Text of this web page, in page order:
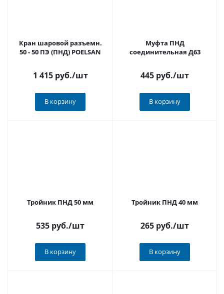
Кран шаровой разъемн.
50 - 50 ПЭ (ПНД) POELSAN
1 415 руб./шт
В корзину
Муфта ПНД
соединительная Д63
445 руб./шт
В корзину
Тройник ПНД 50 мм
535 руб./шт
В корзину
Тройник ПНД 40 мм
265 руб./шт
В корзину